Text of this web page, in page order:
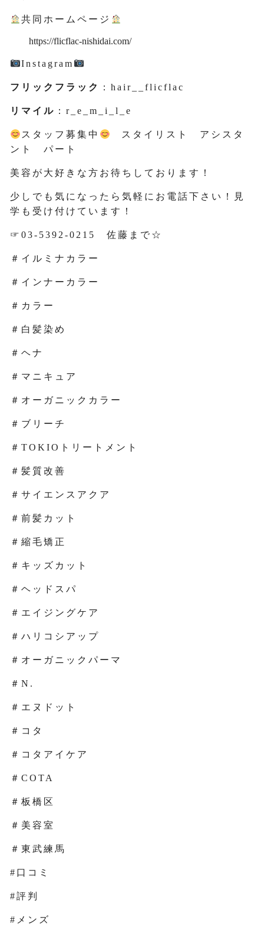
共同ホームページ
https://flicflac-nishidai.com/
Instagram
フリックフラック ：hair__flicflac
リマイル ：r_e_m_i_l_e
スタッフ募集中
スタイリスト アシスタ
ント パート
美容が大好きな方お待ちしております！
少しでも気になったら気軽にお電話下さい！見
学も受け付けています！
☞03-5392-0215 佐藤まで☆
＃イルミナカラー
＃インナーカラー
＃カラー
＃白髪染め
＃ヘナ
＃マニキュア
＃オーガニックカラー
＃ブリーチ
＃TOKIOトリートメント
＃髪質改善
＃サイエンスアクア
＃前髪カット
＃縮毛矯正
＃キッズカット
＃ヘッドスパ
＃エイジングケア
＃ハリコシアップ
＃オーガニックパーマ
＃N.
＃エヌドット
＃コタ
＃コタアイケア
＃COTA
＃板橋区
＃美容室
＃東武練馬
#口コミ
#評判
#メンズ